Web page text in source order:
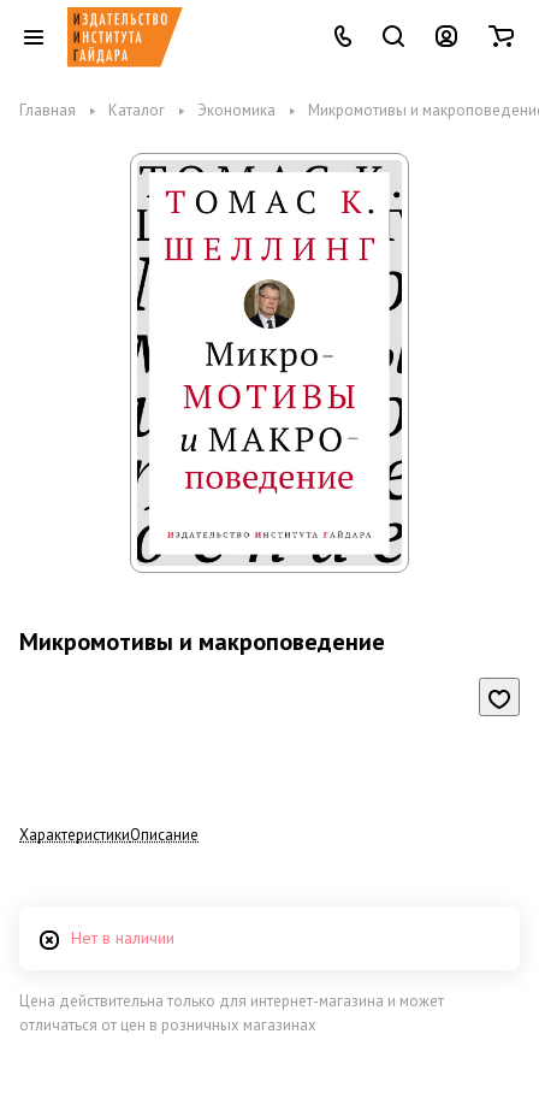
Главная Каталог Экономика Микромотивы и
Микромотивы и макроповедение
ХарактеристикиОписание
Нет в наличии
Цена действительна только для интернет-магазина и может
отличаться от цен в розничных магазинах